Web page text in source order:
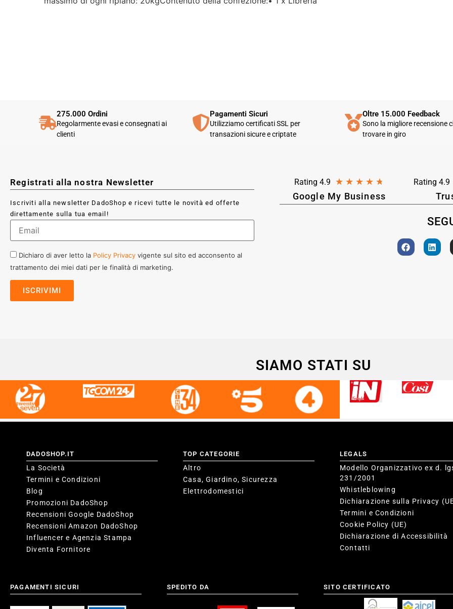
lenta e poco rassicurante.
275.000 Ordini
Regolarmente evasi e consegnati ai
clienti
Pagamenti Sicuri
Utilizziamo certificati SSL per
transazioni sicure e criptate
Oltre 15.000 Feedback
Sono la migliore recensione
trovare in giro
Registrati alla nostra Newsletter
Iscriviti alla newsletter DadoShop e ricevi tutte le novità ed offerte
direttamente sulla tua email!
Dichiaro di aver letto la Policy Privacy vigente sul sito ed acconsento al
trattamento dei miei dati per le finalità di marketing.
Rating 4.9 ★ ★ ★ ★ ★
Google My Business
Rating 4.9
SIAMO STATI SU
DADOSHOP.IT
La Società
Termini e Condizioni
Blog
Promozioni DadoShop
Recensioni Google DadoShop
Recensioni Amazon DadoShop
Influencer e Agenzia Stampa
Diventa Fornitore
TOP CATEGORIE
Altro
Casa, Giardino, Sicurezza
Elettrodomestici
LEGALS
Modello Organizzativo ex d.
231/2001
Whistleblowing
Dichiarazione sulla Privacy
Termini e Condizioni
Cookie Policy (UE)
Dichiarazione di Accessibilità
Contatti
PAGAMENTI SICURI SPEDITO DA SITO CERTIFICATO